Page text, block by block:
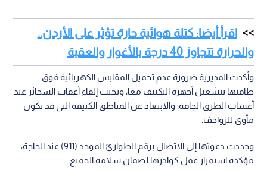
اقرأ أيضا: كتلة هوائية حارة تؤثر على الأردن..
والحرارة تتجاوز 40 درجة بالأغوار والعقبة
وأكدت المديرية ضرورة عدم تحميل المقابس الكهربائية فوق
طاقتها بتشغيل أجهزة التكييف معا، وتجنب إلقاء أعقاب السجائر عند
أعشاب الطرق الجافة، والابتعاد عن المناطق الكثيفة التي قد تكون
مأوى للزواحف.
وجددت دعوتها إلى الاتصال برقم الطوارئ الموحد (911) عند الحاجة،
مؤكدة استمرار عمل كوادرها لضمان سلامة الجميع.